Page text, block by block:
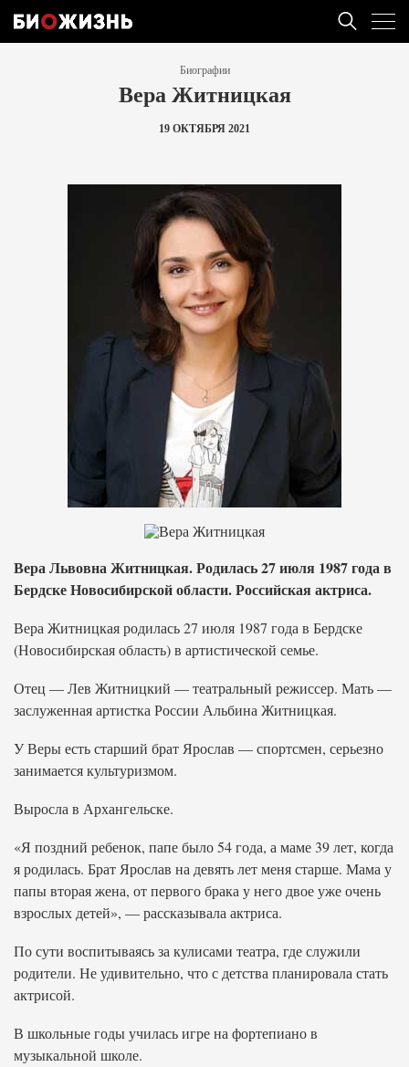
Биографии
Вера Житницкая
19 ОКТЯБРЯ 2021
Вера Львовна Житницкая. Родилась 27 июля 1987 года в
Бердске Новосибирской области. Российская актриса.
Вера Житницкая родилась 27 июля 1987 года в Бердске
(Новосибирская область) в артистической семье.
Отец — Лев Житницкий — театральный режиссер. Мать —
заслуженная артистка России Альбина Житницкая.
У Веры есть старший брат Ярослав — спортсмен, серьезно
занимается культуризмом.
Выросла в Архангельске.
«Я поздний ребенок, папе было 54 года, а маме 39 лет, когда
я родилась. Брат Ярослав на девять лет меня старше. Мама у
папы вторая жена, от первого брака у него двое уже очень
взрослых детей», — рассказывала актриса.
По сути воспитываясь за кулисами театра, где служили
родители. Не удивительно, что с детства планировала стать
актрисой.
В школьные годы училась игре на фортепиано в
музыкальной школе.